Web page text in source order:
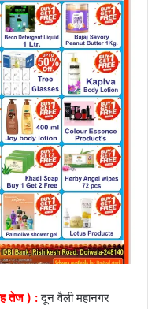
तेज ) :दून वैली महानगर